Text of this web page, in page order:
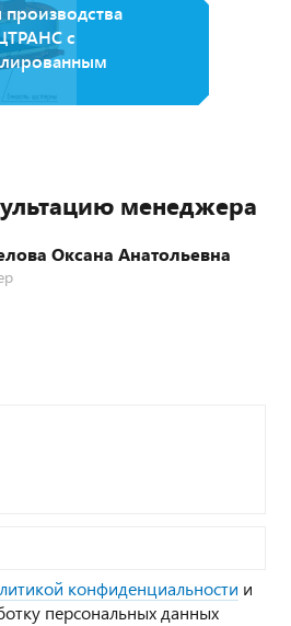
с
менеджера
Оксана Анатольевна
конфиденциальности и
персональных данных